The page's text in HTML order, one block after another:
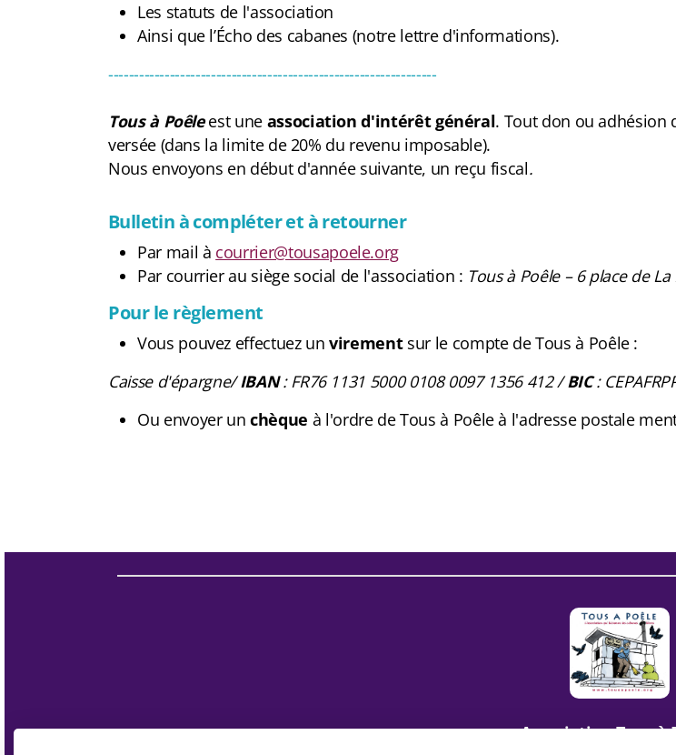
Les statuts de l'association
Ainsi que l’Écho des cabanes (notre lettre d'informations).
----------------------------------------------------------------
Tous à Poêleest une association d'intérêt général. Tout don ou adhésion
versée (dans la limite de 20% du revenu imposable).
Nous envoyons en début d'année suivante, un reçu fiscal.
Bulletin à compléter et à retourner
Par mail à courrier@tousapoele.org
Par courrier au siège social de l'association : Tous à Poêle – 6 place de
Pour le règlement
Vous pouvez effectuez unvirementsur le compte de Tous à Poêle :
Caisse d'épargne/IBAN: FR76 1131 5000 0108 0097 1356 412 /BIC:
Ou envoyer unchèque à l'ordre de Tous à Poêle à l'adresse postale
Association Tous à